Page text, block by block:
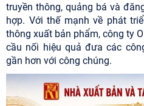
truyền thông, quảng bá và
hợp. Với thế mạnh về phát
thông xuất bản phẩm, công ty
cầu nối hiệu quả đưa các
gần hơn với công chúng.